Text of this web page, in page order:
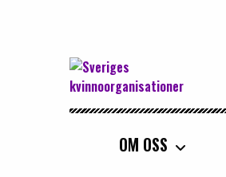
Sveriges Kvinnoorganisationer
OM OSS